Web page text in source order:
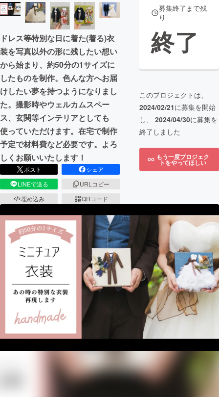
CAMPFIRE for Social Good CAMPFIRE Creation
CAMPFIREふるさと納税machi-ya コミュニティ
ドレス等特別な日に着た(着る)衣
装を写真以外の形に残したい想い
から始まり、約50分の1サイズに
したものを制作。色んな方へお届
けしたい夢を持つようになりまし
た。撮影時やウェルカムスペー
ス、玄関等インテリアとしても
使っていただけます。在宅で制作
予定で材料費など必要です。よろ
しくお願いいたします！
ポスト
シェア
LINEで送る
URLコピー
埋め込み
QRコード
募集終了まで残
り
終了
このプロジェクトは、
2024/02/21に募集を開始
し、 2024/04/30に募集を
終了しました
もう一度プロジェク
トをやってほしい